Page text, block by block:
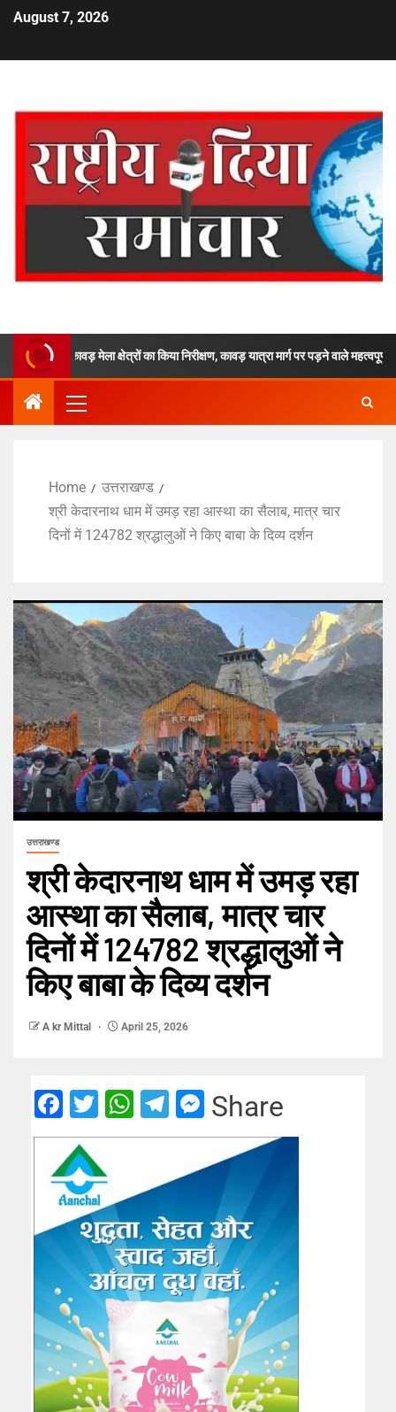
August 7, 2026
मेला क्षेत्रों का किया निरीक्षण, कावड़ यात्रा मार्ग पर पड़ने वाले महत्वपूर्ण पडावों,
Home
उत्तराखण्ड
श्री केदारनाथ धाम में उमड़ रहा आस्था का सैलाब, मात्र चार
दिनों में 124782 श्रद्धालुओं ने किए बाबा के दिव्य दर्शन
उत्तराखण्ड
श्री केदारनाथ धाम में उमड़ रहा
आस्था का सैलाब, मात्र चार
दिनों में 124782 श्रद्धालुओं ने
किए बाबा के दिव्य दर्शन
A kr Mittal April 25, 2026
Facebook
Twitter
WhatsApp
Telegram
Messenger
Share